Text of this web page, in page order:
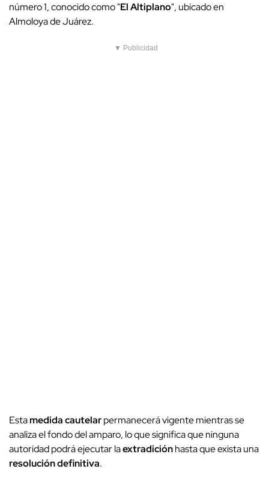
número 1, conocido como "El Altiplano", ubicado en
Almoloya de Juárez.
▼ Publicidad
Estamedida cautelarpermanecerá vigente mientras se
analiza el fondo del amparo, lo que significa que ninguna
autoridad podrá ejecutar laextradiciónhasta que exista una
resolución definitiva.